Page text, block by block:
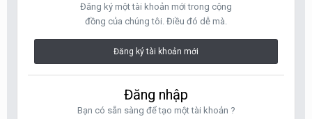
Đăng ký một tài khoản mới trong cộng
đồng của chúng tôi. Điều đó dễ mà.
Đăng ký tài khoản mới
Đăng nhập
Bạn có sẵn sàng để tạo một tài khoản ?